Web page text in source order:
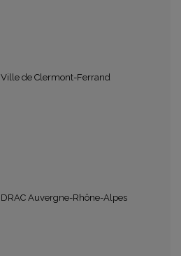
Ville de Clermont-Ferrand
DRAC Auvergne-Rhône-Alpes